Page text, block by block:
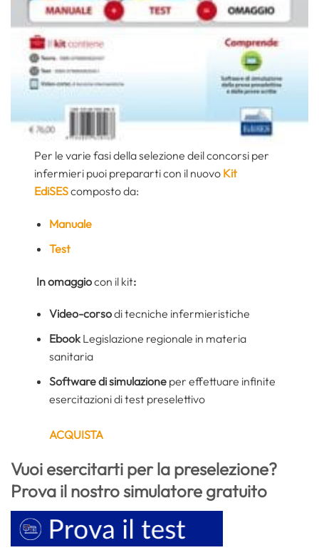
Per le varie fasi della selezione deil concorsi per
infermieri puoi prepararti con il nuovo Kit
EdiSEScomposto da:
Manuale
Test
In omaggiocon il kit:
Video-corsodi tecniche infermieristiche
Ebook Legislazione regionale in materia
sanitaria
Software di simulazione per effettuare infinite
esercitazioni di test preselettivo
ACQUISTA
Vuoi esercitarti per la preselezione?
Prova il nostro simulatore gratuito